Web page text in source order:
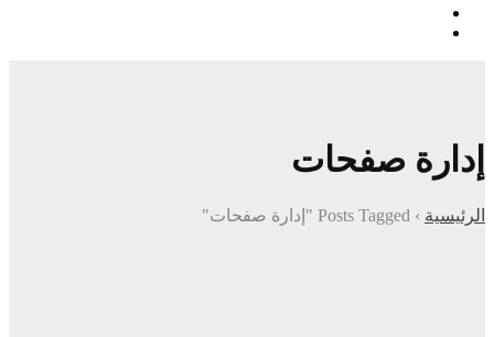
إدارة صفحات
الرئيسية › Posts Tagged "إدارة صفحات"